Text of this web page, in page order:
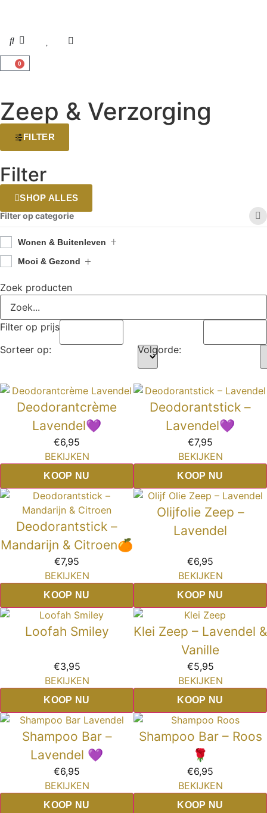
0
Zeep & Verzorging
FILTER
Filter
SHOP ALLES
Filter op categorie
Wonen & Buitenleven
Mooi & Gezond
Zoek producten
Filter op prijs
Sorteer op:
Volgorde:
Deodorantcrème
Lavendel💜
€6,95
BEKIJKEN
KOOP NU
Deodorantstick –
Lavendel💜
€7,95
BEKIJKEN
KOOP NU
Deodorantstick –
Mandarijn & Citroen🍊
€7,95
BEKIJKEN
KOOP NU
Olijfolie Zeep –
Lavendel
€6,95
BEKIJKEN
KOOP NU
Loofah Smiley
€3,95
BEKIJKEN
KOOP NU
Klei Zeep – Lavendel &
Vanille
€5,95
BEKIJKEN
KOOP NU
Shampoo Bar –
Lavendel 💜
€6,95
BEKIJKEN
KOOP NU
Shampoo Bar – Roos
🌹
€6,95
BEKIJKEN
KOOP NU